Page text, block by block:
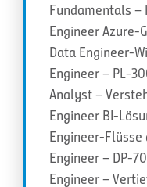
Fundamentals –
Engineer Azure-
Data Engineer-
Engineer – PL-
Analyst –
Engineer BI-
Engineer-
Engineer – DP-
Engineer –